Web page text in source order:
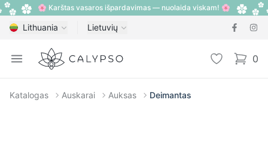
🌸 Karštas vasaros išpardavimas — nuolaida viskam! 🌸
Lithuania Lietuvių
Open menu
Calypso 0
items
Katalogas Auskarai Auksas Deimantas